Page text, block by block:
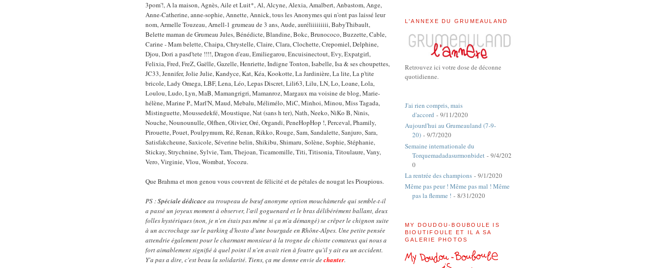
3pom'!, A la maison, Agnès, Aile et Luit*, Al, Alcyne, Alexia, Amalbert, Anbastom, Ange,
Anne-Catherine, anne-sophie, Annette, Annick, tous les Anonymes qui n'ont pas laissé leur
nom, Armelle Touzeau, Arnell-1 grumeau de 3 ans, Aude, auréliiiiiiiii, BabyThibault,
Belette maman de Grumeau Jules, Bénédicte, Blandine, Bokc, Brunococo, Buzzette, Cable,
Carine - Mam belette, Chaipa, Chrystelle, Claire, Clara, Clochette, Crepomiel, Delphine,
Djou, Dori a pasd'tete !!!!, Dragon d'eau, Emiliegarou, Encuisinectout, Evy, Expatgirl,
Felixia, Fred, FreZ, Gaëlle, Gazelle, Henriette, Indigne Tonton, Isabelle, Isa & ses choupettes,
JC33, Jennifer, Jolie Julie, Kandyce, Kat, Kéa, Kookotte, La Jardinière, La lite, La p'tite
bricole, Lady Omega, LBF, Lena, Léo, Lepas Discret, Lili63, Lilu, LN, Lo, Loane, Lola,
Loulou, Ludo, Lyn, MaB, Mamangrigri, Mamanroz, Margaux ma voisine de blog, Marie-
hélène, Marine P., Marl'N, Maud, Mebalu, Mélimélo, MiC, Minhoi, Minou, Miss Tagada,
Mistinguette, Moussedekfé, Moustique, Nat (sans h ter), Nath, Neeko, NiKo B, Ninis,
Nouche, Nounounulle, Olfhen, Olivier, Oré, Organdi, PeneHopHop !, Perceval, Phamily,
Pirouette, Pouet, Poulpymum, Ré, Renan, Rikko, Rouge, Sam, Sandalette, Sanjuro, Sara,
Satisfakcheune, Saxicole, Séverine belin, Shikibu, Shimaru, Solène, Sophie, Stéphanie,
Stickay, Strychnine, Sylvie, Tam, Thejoan, Ticamomille, Titi, Titisonia, Titoulaure, Vany,
Vero, Virginie, Vlou, Wombat, Yocozu.
Que Brahma et mon genou vous couvrent de félicité et de pétales de nougat les Pioupious.
PS :Spéciale dédicaceau troupeau de bœuf anonyme option mouchàmerde qui semble-t-il
a passé un joyeux moment à observer, l'œil goguenard et le bras délibérément ballant, deux
folles hystériques (non, je n'en étais pas même si ça m'a démangé) se crêper le chignon suite
à un accrochage sur le parking d'hosto d'une bourgade en Rhône-Alpes. Une petite pensée
attendrie également pour le charmant monsieur à la trogne de chiotte comateux qui nous a
fort aimablement signifié à quel point il n'en avait rien à foutre qu'il y ait eu un accident.
Y'a pas a dire, c'est beau la solidarité. Tiens, ça me donne envie dechanter.
L'ANNEXE DU GRUMEAULAND
Retrouvez ici votre dose de déconne
quotidienne.
J'ai rien compris, mais
d'accord - 9/11/2020
Aujourd'hui au Grumeauland (7-9-
20) - 9/7/2020
Semaine internationale du
Torquemadadasurmonbidet - 9/4/202
0
La rentrée des champions - 9/1/2020
Même pas peur ! Même pas mal ! Même
pas la flemme ! - 8/31/2020
MY DOUDOU-BOUBOULE IS
BIOUTIFOULE ET IL A SA
GALERIE PHOTOS